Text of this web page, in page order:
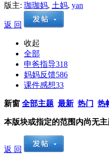
版主: 珈珈妈, 土妈, yan
返 回
收起
全部
申爸指导318
妈妈反馈586
课件感想33
新窗 全部主题 最新 热门 热
本版块或指定的范围内尚无主
返 回